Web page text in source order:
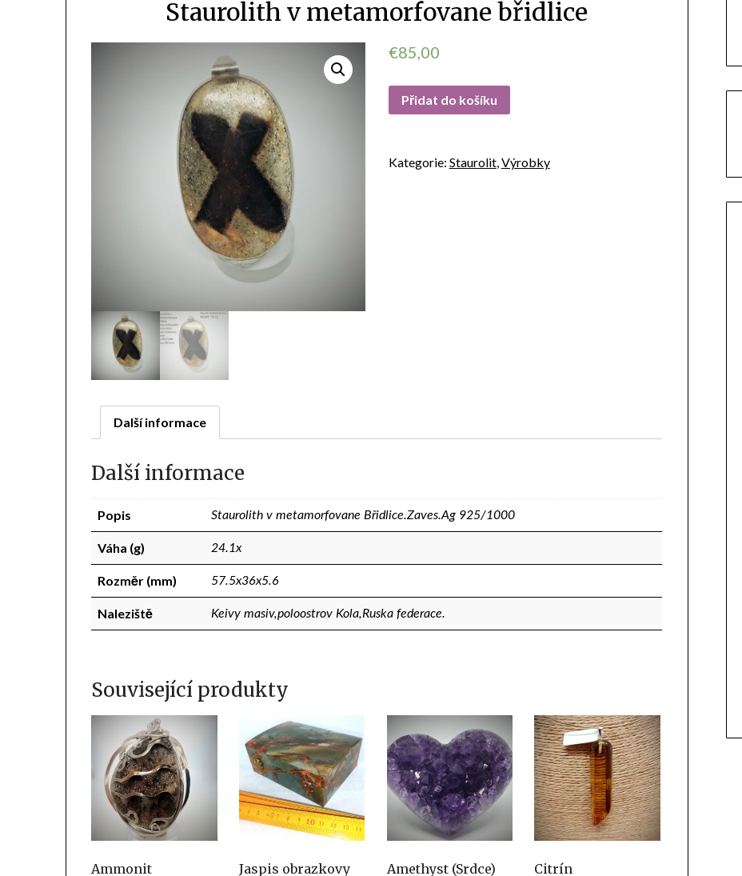
Staurolith v metamorfovane břidlice
€85,00
Přidat do košíku
Kategorie: Staurolit,Výrobky
Další informace
Další informace
Popis Staurolith v metamorfovane Břidlice.Zaves.Ag 925/1000
Váha (g) 24.1x
Rozměr (mm) 57.5x36x5.6
Naleziště Keivy masiv,poloostrov Kola,Ruska federace.
Související produkty
Ammonit
Jaspis obrazkovy
Amethyst (Srdce) Citrín